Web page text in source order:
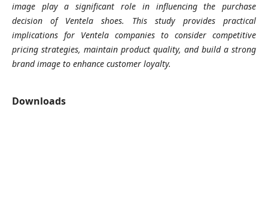
image play a significant role in influencing the purchase
decision of Ventela shoes. This study provides practical
implications for Ventela companies to consider competitive
pricing strategies, maintain product quality, and build a strong
brand image to enhance customer loyalty.
Downloads